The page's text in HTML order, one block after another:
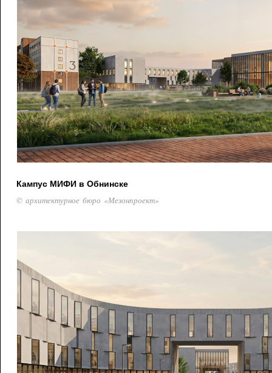
Кампус МИФИ в Обнинске
© архитектурное бюро «Мезонпроект»